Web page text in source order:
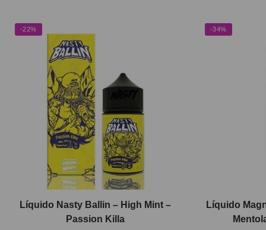
-22%
Líquido Nasty Ballin – High Mint –
Passion Killa
-34%
Líquido